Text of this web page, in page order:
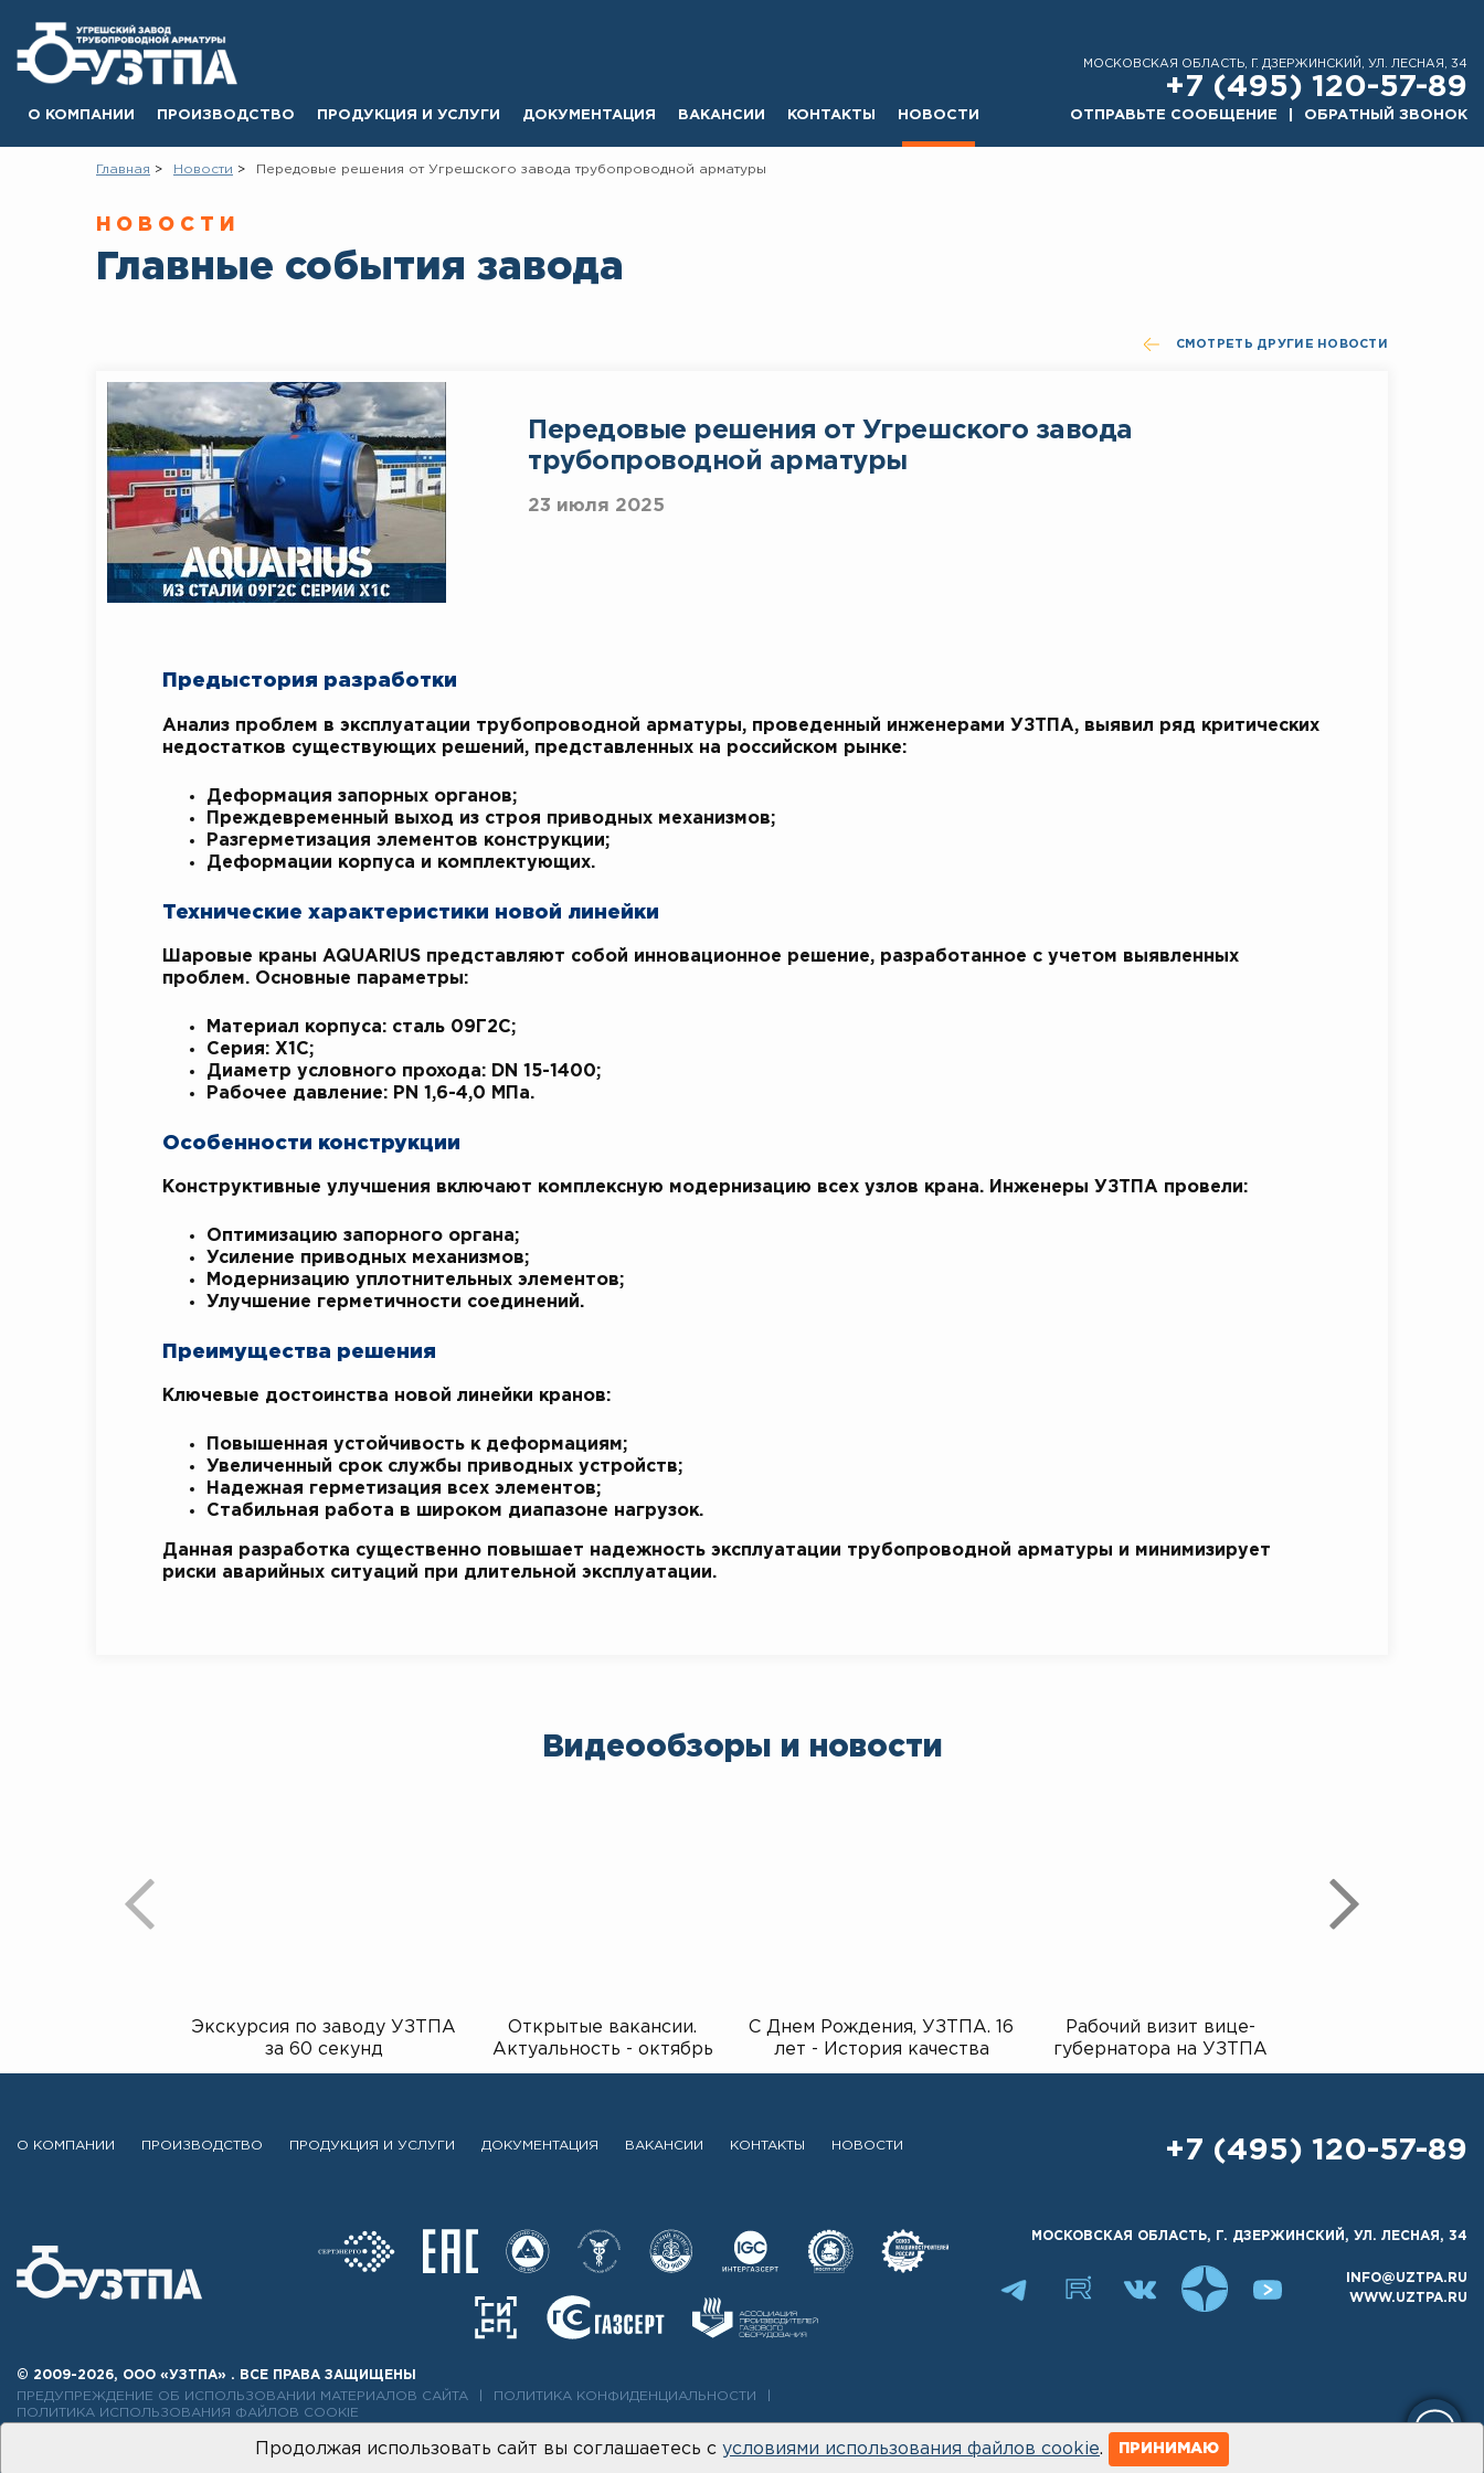
О КОМПАНИИ ПРОИЗВОДСТВО ПРОДУКЦИЯ И УСЛУГИ ДОКУМЕНТАЦИЯ ВАКАНСИИ КОНТАКТЫ НОВОСТИ
МОСКОВСКАЯ ОБЛАСТЬ, Г. ДЗЕРЖИНСКИЙ, УЛ. ЛЕСНАЯ, 34
+7 (495) 120-57-89
ОТПРАВЬТЕ СООБЩЕНИЕ ОБРАТНЫЙ ЗВОНОК
Главная Новости Передовые решения от Угрешского завода трубопроводной арматуры
НОВОСТИ
Главные события завода
СМОТРЕТЬ ДРУГИЕ НОВОСТИ
Передовые решения от Угрешского завода
трубопроводной арматуры
23 июля 2025
Предыстория разработки
Анализ проблем в эксплуатации трубопроводной арматуры, проведенный инженерами УЗТПА, выявил ряд критических
недостатков существующих решений, представленных на российском рынке:
Деформация запорных органов;
Преждевременный выход из строя приводных механизмов;
Разгерметизация элементов конструкции;
Деформации корпуса и комплектующих.
Технические характеристики новой линейки
Шаровые краны AQUARIUS представляют собой инновационное решение, разработанное с учетом выявленных
проблем. Основные параметры:
Материал корпуса: сталь 09Г2С;
Серия: Х1С;
Диаметр условного прохода: DN 15-1400;
Рабочее давление: PN 1,6-4,0 МПа.
Особенности конструкции
Конструктивные улучшения включают комплексную модернизацию всех узлов крана. Инженеры УЗТПА провели:
Оптимизацию запорного органа;
Усиление приводных механизмов;
Модернизацию уплотнительных элементов;
Улучшение герметичности соединений.
Преимущества решения
Ключевые достоинства новой линейки кранов:
Повышенная устойчивость к деформациям;
Увеличенный срок службы приводных устройств;
Надежная герметизация всех элементов;
Стабильная работа в широком диапазоне нагрузок.
Данная разработка существенно повышает надежность эксплуатации трубопроводной арматуры и минимизирует
риски аварийных ситуаций при длительной эксплуатации.
Видеообзоры и новости
Экскурсия по заводу УЗТПА
за 60 секунд
Открытые вакансии.
Актуальность - октябрь
2025г.
С Днем Рождения, УЗТПА. 16
лет - История качества
Рабочий визит вице-
губернатора на УЗТПА
О КОМПАНИИ ПРОИЗВОДСТВО ПРОДУКЦИЯ И УСЛУГИ ДОКУМЕНТАЦИЯ ВАКАНСИИ КОНТАКТЫ НОВОСТИ
© 2009-2026, ООО «УЗТПА» . ВСЕ ПРАВА ЗАЩИЩЕНЫ
ПРЕДУПРЕЖДЕНИЕ ОБ ИСПОЛЬЗОВАНИИ МАТЕРИАЛОВ САЙТА
ПОЛИТИКА КОНФИДЕНЦИАЛЬНОСТИ
ПОЛИТИКА ИСПОЛЬЗОВАНИЯ ФАЙЛОВ COOKIE
+7 (495) 120-57-89
МОСКОВСКАЯ ОБЛАСТЬ, Г. ДЗЕРЖИНСКИЙ, УЛ. ЛЕСНАЯ, 34
INFO@UZTPA.RU
WWW.UZTPA.RU
Продолжая использовать сайт вы соглашаетесь с условиями использования файлов cookie. ПРИНИМАЮ